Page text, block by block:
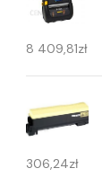
8 409,81zł
306,24zł